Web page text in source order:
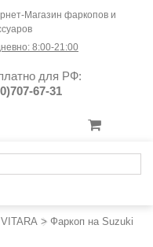
Магазин фаркопов и
8:00-21:00
для РФ:
67-31
> Фаркоп на Suzuki